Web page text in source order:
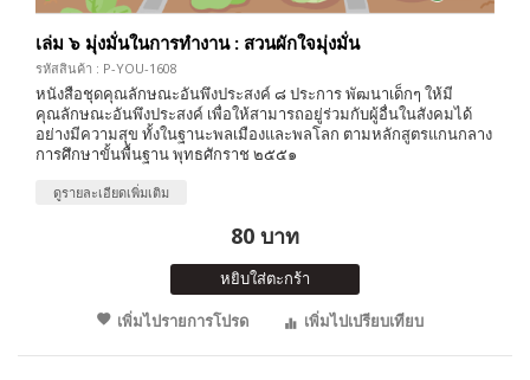
เล่ม ๖ มุ่งมั่นในการทำงาน : สวนผักใจมุ่งมั่น
รหัสสินค้า : P-YOU-1608
หนังสือชุดคุณลักษณะอันพึงประสงค์ ๘ ประการ พัฒนาเด็กๆ ให้มี
คุณลักษณะอันพึงประสงค์ เพื่อให้สามารถอยู่ร่วมกับผู้อื่นในสังคมได้
อย่างมีความสุข ทั้งในฐานะพลเมืองและพลโลก ตามหลักสูตรแกนกลาง
การศึกษาขั้นพื้นฐาน พุทธศักราช ๒๕๕๑
ดูรายละเอียดเพิ่มเติม
80 บาท
หยิบใส่ตะกร้า
เพิ่มไปรายการโปรด
เพิ่มไปเปรียบเทียบ